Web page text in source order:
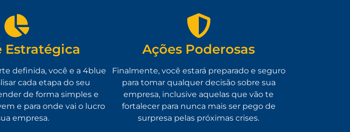
Estratégica
definida, você e a 4blue
cada etapa do seu
de forma simples e
e para onde vai o lucro
empresa.
Ações Poderosas
Finalmente, você estará preparado e seguro
para tomar qualquer decisão sobre sua
empresa, inclusive aquelas que vão te
fortalecer para nunca mais ser pego de
surpresa pelas próximas crises.